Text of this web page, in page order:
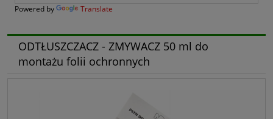
Powered by Translate
ODTŁUSZCZACZ - ZMYWACZ 50 ml do
montażu folii ochronnych